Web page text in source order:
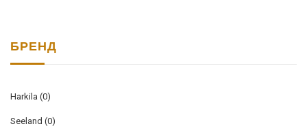
БРЕНД
Harkila (0)
Seeland (0)